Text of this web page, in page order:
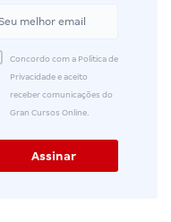
Concordo com a Política de
Privacidade e aceito
receber comunicações do
Gran Cursos Online.